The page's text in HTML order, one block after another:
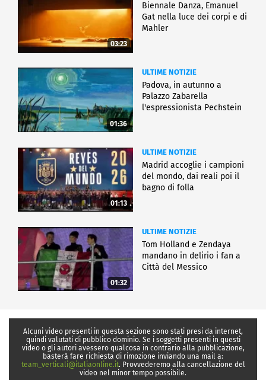
03:23
Biennale Danza, Emanuel
Gat nella luce dei corpi e di
Mahler
01:36
ULTIME NOTIZIE
Padova, in autunno a
Palazzo Zabarella
l'espressionista Pechstein
01:13
ULTIME NOTIZIE
Madrid accoglie i campioni
del mondo, dai reali poi il
bagno di folla
01:32
ULTIME NOTIZIE
Tom Holland e Zendaya
mandano in delirio i fan a
Città del Messico
Alcuni video presenti in questa sezione sono stati presi da internet,
quindi valutati di pubblico dominio. Se i soggetti presenti in questi
video o gli autori avessero qualcosa in contrario alla pubblicazione,
basterà fare richiesta di rimozione inviando una mail a:
team_verticali@italiaonline.it. Provvederemo alla cancellazione del
video nel minor tempo possibile.